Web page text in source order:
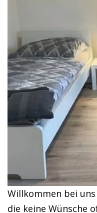
Willkommen bei
die keine Wünsche